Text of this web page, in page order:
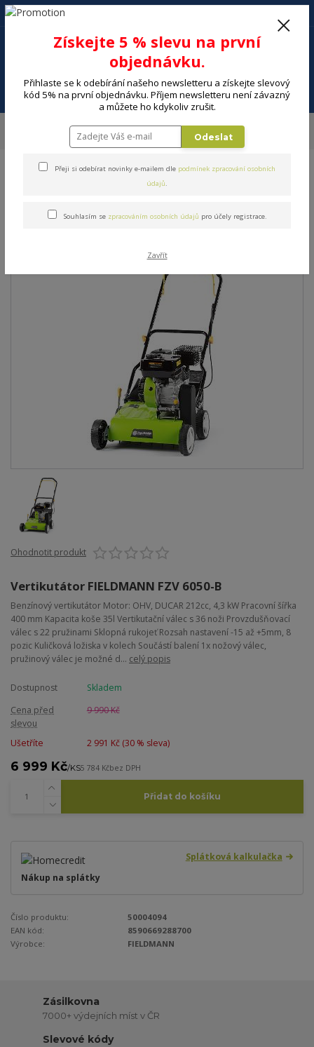
Menu
+420 602 494 600
Vertikutátor FIELDMANN FZV 6050-B
Vertikutátor FIELDMANN FZV
6050-B
Ohodnotit produkt
Vertikutátor FIELDMANN FZV 6050-B
Benzínový vertikutátor Motor: OHV, DUCAR 212cc, 4,3 kW Pracovní šířka
400 mm Kapacita koše 35l Vertikutační válec s 36 noži Provzdušňovací
válec s 22 pružinami Sklopná rukojeť Rozsah nastavení -15 až +5mm, 8
pozic Kuličková ložiska v kolech Součástí balení 1x nožový válec,
pružinový válec je možné d... celý popis
Dostupnost
Skladem
Cena před
slevou
9 990 Kč
Ušetříte 2 991 Kč (30% sleva)
6 999 Kč/KS5 784 Kčbez DPH
Přidat do košíku
Splátková kalkulačka
Nákup na splátky
Číslo produktu:
50004094
EAN kód:
8590669288700
Výrobce:
FIELDMANN
Zásilkovna
7000+ výdejních míst v ČR
Slevové kódy
Získejte 5 % slevu na první
objednávku.
Přihlaste se k odebírání našeho newsletteru a získejte slevový
kód 5% na první objednávku. Příjem newsletteru není závazný
a můžete ho kdykoliv zrušit.
Odeslat
Přeji si odebírat novinky e-mailem dle podmínek zpracování osobních
údajů.
Souhlasím se zpracováním osobních údajů pro účely registrace.
Zavřít